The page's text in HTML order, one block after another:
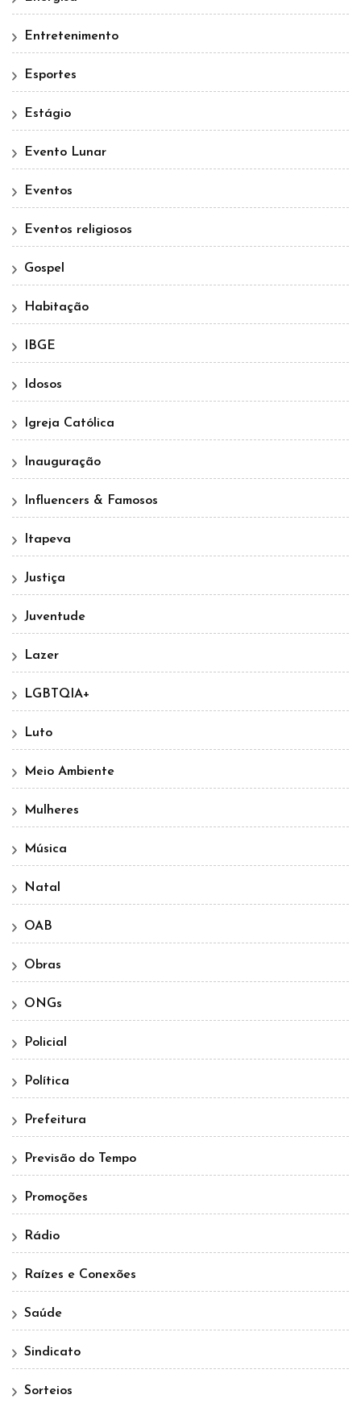
Entretenimento
Esportes
Estágio
Evento Lunar
Eventos
Eventos religiosos
Gospel
Habitação
IBGE
Idosos
Igreja Católica
Inauguração
Influencers & Famosos
Itapeva
Justiça
Juventude
Lazer
LGBTQIA+
Luto
Meio Ambiente
Mulheres
Música
Natal
OAB
Obras
ONGs
Policial
Política
Prefeitura
Previsão do Tempo
Promoções
Rádio
Raízes e Conexões
Saúde
Sindicato
Sorteios